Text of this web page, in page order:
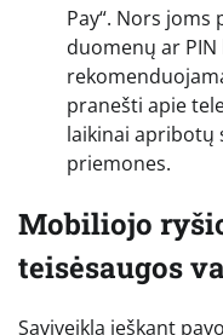
Pay“. Nors
duomenų ar
pranešti apie
laikinai apribotų
priemones.
Mobiliojo
teisėsaugos
Saviveikla ieškant